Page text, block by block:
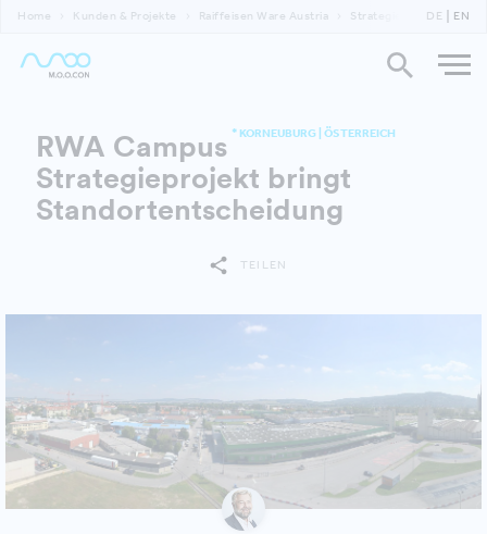
Home Kunden & Projekte Raiffeisen Ware Austria Strategieprojekt bringt
DE EN
RWA Campus * KORNEUBURG | ÖSTERREICH
Strategieprojekt bringt
Standortentscheidung
TEILEN